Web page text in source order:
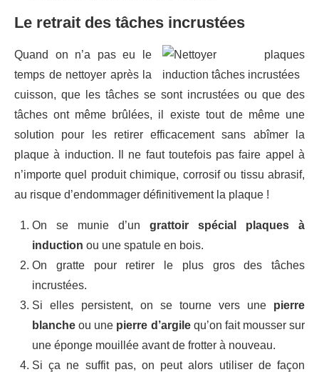
Le retrait des tâches incrustées
Quand on n’a pas eu le
temps de nettoyer après la
cuisson, que les tâches se sont incrustées ou que des
tâches ont même brûlées, il existe tout de même une
solution pour les retirer efficacement sans abîmer la
plaque à induction. Il ne faut toutefois pas faire appel à
n’importe quel produit chimique, corrosif ou tissu abrasif,
au risque d’endommager définitivement la plaque !
On se munie d’un grattoir spécial plaques à
induction ou une spatule en bois.
On gratte pour retirer le plus gros des tâches
incrustées.
Si elles persistent, on se tourne vers une pierre
blanche ou une pierre d’argilequ’on fait mousser sur
une éponge mouillée avant de frotter à nouveau.
Si ça ne suffit pas, on peut alors utiliser de façon